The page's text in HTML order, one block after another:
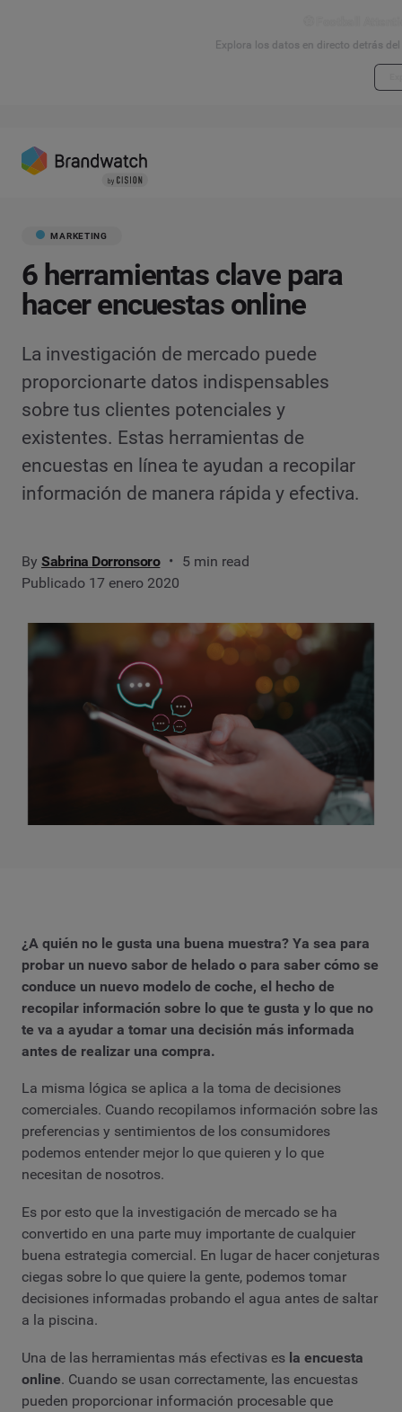
Explora los datos en directo detrás
MARKETING
6 herramientas clave para
hacer encuestas online
La investigación de mercado puede
proporcionarte datos indispensables
sobre tus clientes potenciales y
existentes. Estas herramientas de
encuestas en línea te ayudan a recopilar
información de manera rápida y efectiva.
By Sabrina Dorronsoro
5 min read
Publicado 17 enero 2020
¿A quién no le gusta una buena muestra? Ya sea para
probar un nuevo sabor de helado o para saber cómo se
conduce un nuevo modelo de coche, el hecho de
recopilar información sobre lo que te gusta y lo que no
te va a ayudar a tomar una decisión más informada
antes de realizar una compra.
La misma lógica se aplica a la toma de decisiones
comerciales. Cuando recopilamos información sobre las
preferencias y sentimientos de los consumidores
podemos entender mejor lo que quieren y lo que
necesitan de nosotros.
Es por esto que la investigación de mercado se ha
convertido en una parte muy importante de cualquier
buena estrategia comercial. En lugar de hacer conjeturas
ciegas sobre lo que quiere la gente, podemos tomar
decisiones informadas probando el agua antes de saltar
a la piscina.
Una de las herramientas más efectivas es la encuesta
online. Cuando se usan correctamente, las encuestas
pueden proporcionar información procesable que